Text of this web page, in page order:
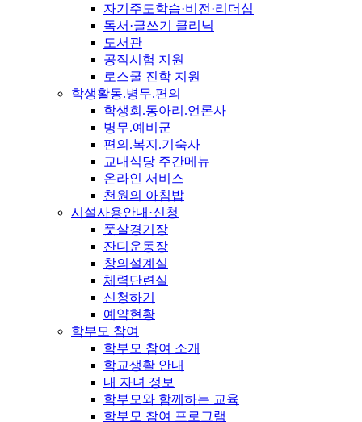
자기주도학습·비전·리더십
독서·글쓰기 클리닉
도서관
공직시험 지원
로스쿨 진학 지원
학생활동.병무.편의
학생회.동아리.언론사
병무.예비군
편의.복지.기숙사
교내식당 주간메뉴
온라인 서비스
천원의 아침밥
시설사용안내·신청
풋살경기장
잔디운동장
창의설계실
체력단련실
신청하기
예약현황
학부모 참여
학부모 참여 소개
학교생활 안내
내 자녀 정보
학부모와 함께하는 교육
학부모 참여 프로그램